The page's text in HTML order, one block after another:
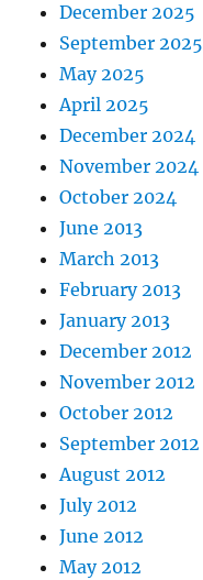
December 2025
September 2025
May 2025
April 2025
December 2024
November 2024
October 2024
June 2013
March 2013
February 2013
January 2013
December 2012
November 2012
October 2012
September 2012
August 2012
July 2012
June 2012
May 2012